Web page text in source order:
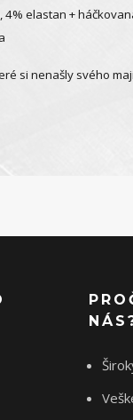
elastan +
si nenašly svého